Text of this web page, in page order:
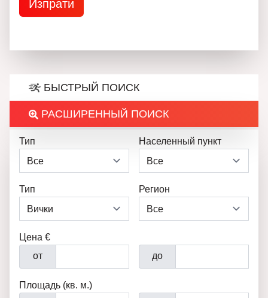
БЫСТРЫЙ ПОИСК
РАСШИРЕННЫЙ ПОИСК
Тип Населенный пункт
Тип Регион
Цена €
от
до
Площадь (кв. м.)